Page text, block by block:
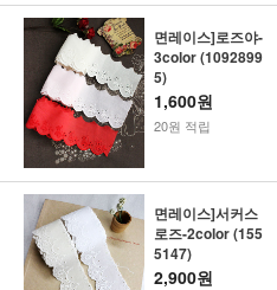
면레이스]로즈야-
3color (1092899
5)
1,600원
20원 적립
면레이스]서커스
로즈-2color (155
5147)
2,900원